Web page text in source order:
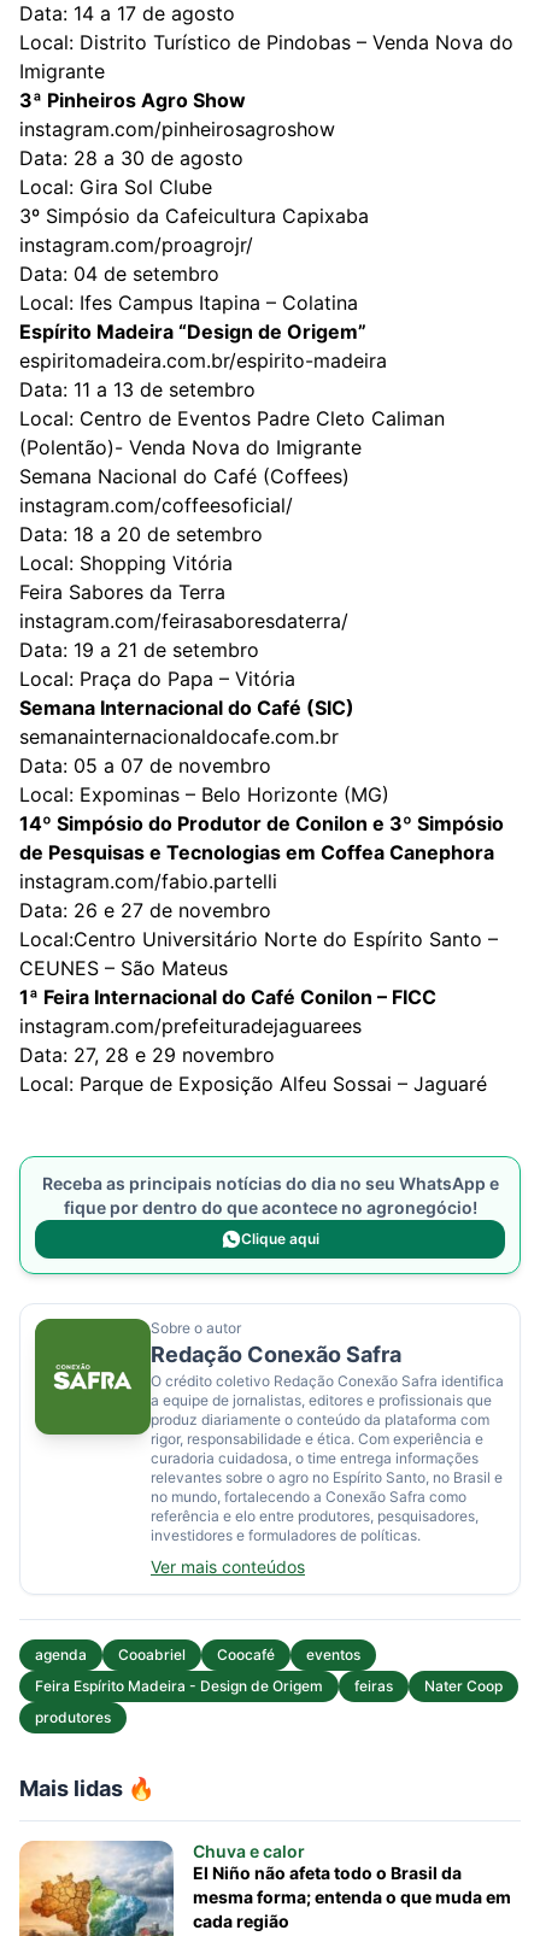
Mais lidas 🔥
Chuva e calor
El Niño não afeta todo o Brasil da
mesma forma; entenda o que muda em
cada região
Data: 14 a 17 de agosto
Local: Distrito Turístico de Pindobas – Venda Nova do
Imigrante
3ª Pinheiros Agro Show
instagram.com/pinheirosagroshow
Data: 28 a 30 de agosto
Local: Gira Sol Clube
3º Simpósio da Cafeicultura Capixaba
instagram.com/proagrojr/
Data: 04 de setembro
Local: Ifes Campus Itapina – Colatina
Espírito Madeira “Design de Origem”
espiritomadeira.com.br/espirito-madeira
Data: 11 a 13 de setembro
Local: Centro de Eventos Padre Cleto Caliman
(Polentão)- Venda Nova do Imigrante
Semana Nacional do Café (Coffees)
instagram.com/coffeesoficial/
Data: 18 a 20 de setembro
Local: Shopping Vitória
Feira Sabores da Terra
instagram.com/feirasaboresdaterra/
Data: 19 a 21 de setembro
Local: Praça do Papa – Vitória
Semana Internacional do Café (SIC)
semanainternacionaldocafe.com.br
Data: 05 a 07 de novembro
Local: Expominas – Belo Horizonte (MG)
14º Simpósio do Produtor de Conilon e 3º Simpósio
de Pesquisas e Tecnologias em Coffea Canephora
instagram.com/fabio.partelli
Data: 26 e 27 de novembro
Local:Centro Universitário Norte do Espírito Santo –
CEUNES – São Mateus
1ª Feira Internacional do Café Conilon – FICC
instagram.com/prefeituradejaguarees
Data: 27, 28 e 29 novembro
Local: Parque de Exposição Alfeu Sossai – Jaguaré
Receba as principais notícias do dia no seu WhatsApp e
fique por dentro do que acontece no agronegócio!
Clique aqui
Sobre o autor
Redação Conexão Safra
O crédito coletivo Redação Conexão Safra identifica
a equipe de jornalistas, editores e profissionais que
produz diariamente o conteúdo da plataforma com
rigor, responsabilidade e ética. Com experiência e
curadoria cuidadosa, o time entrega informações
relevantes sobre o agro no Espírito Santo, no Brasil e
no mundo, fortalecendo a Conexão Safra como
referência e elo entre produtores, pesquisadores,
investidores e formuladores de políticas.
Ver mais conteúdos
agenda Cooabriel Coocafé
eventos
Feira Espírito Madeira - Design de Origem
feiras
Nater Coop
produtores